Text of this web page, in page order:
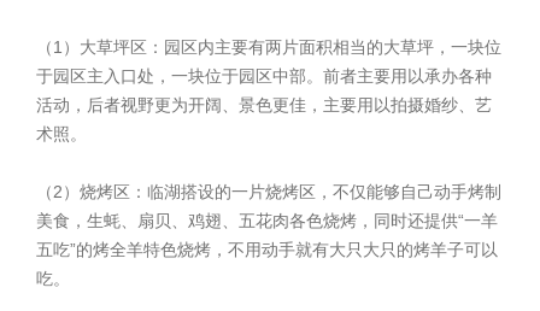
（1）大草坪区：园区内主要有两片面积相当的大草坪，一块位
于园区主入口处，一块位于园区中部。前者主要用以承办各种
活动，后者视野更为开阔、景色更佳，主要用以拍摄婚纱、艺
术照。
（2）烧烤区：临湖搭设的一片烧烤区，不仅能够自己动手烤制
美食，生蚝、扇贝、鸡翅、五花肉各色烧烤，同时还提供“一羊
五吃”的烤全羊特色烧烤，不用动手就有大只大只的烤羊子可以
吃。